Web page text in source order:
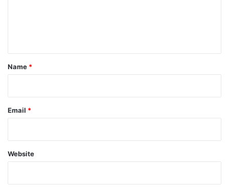
*
Name *
Email *
Website